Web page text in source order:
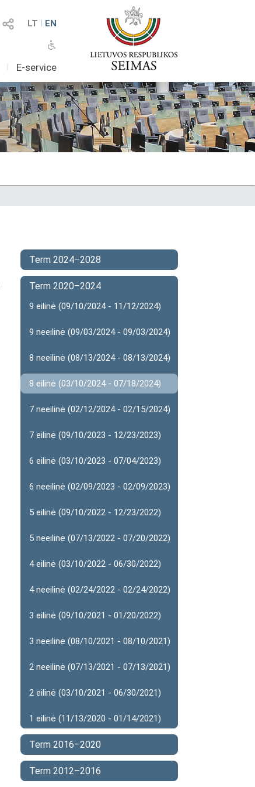
LT I EN
I E-service
Term 2024–2028
Term 2020–2024
9 eilinė (09/10/2024 - 11/12/2024)
9 neeilinė (09/03/2024 - 09/03/2024)
8 neeilinė (08/13/2024 - 08/13/2024)
8 eilinė (03/10/2024 - 07/18/2024)
7 neeilinė (02/12/2024 - 02/15/2024)
7 eilinė (09/10/2023 - 12/23/2023)
6 eilinė (03/10/2023 - 07/04/2023)
6 neeilinė (02/09/2023 - 02/09/2023)
5 eilinė (09/10/2022 - 12/23/2022)
5 neeilinė (07/13/2022 - 07/20/2022)
4 eilinė (03/10/2022 - 06/30/2022)
4 neeilinė (02/24/2022 - 02/24/2022)
3 eilinė (09/10/2021 - 01/20/2022)
3 neeilinė (08/10/2021 - 08/10/2021)
2 neeilinė (07/13/2021 - 07/13/2021)
2 eilinė (03/10/2021 - 06/30/2021)
1 eilinė (11/13/2020 - 01/14/2021)
Term 2016–2020
Term 2012–2016